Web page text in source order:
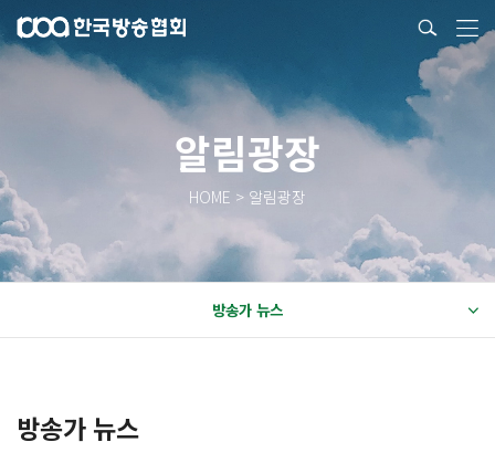
알림광장
HOME > 알림광장
방송가 뉴스
방송가 뉴스